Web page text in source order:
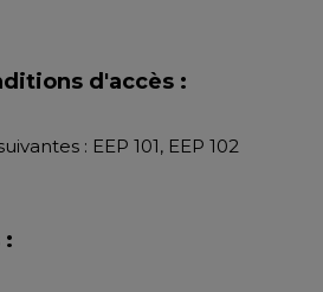
d'accès :
: EEP 101, EEP 102
: